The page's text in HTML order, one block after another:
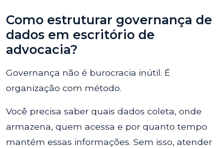
Como estruturar governança de
dados em escritório de
advocacia?
Governança não é burocracia inútil. É
organização com método.
Você precisa saber quais dados coleta, onde
armazena, quem acessa e por quanto tempo
mantém essas informações. Sem isso, atender